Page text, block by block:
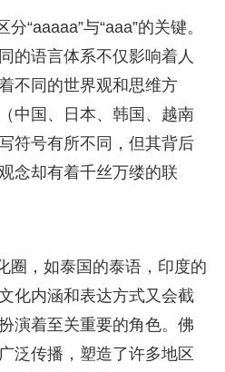
“aaaaa”与“aaa”的关键。
的语言体系不仅影响着人
不同的世界观和思维方
中国、日本、韩国、越南
符号有所不同，但其背后
念却有着千丝万缕的联
圈，如泰国的泰语，印度的
化内涵和表达方式又会截
演着至关重要的角色。佛
泛传播，塑造了许多地区